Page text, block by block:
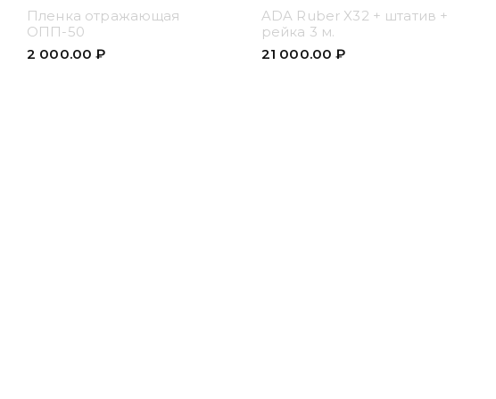
Пленка отражающая
ОПП-50
2 000.00₽
ADA Ruber X32 + штатив +
рейка 3 м.
21 000.00₽